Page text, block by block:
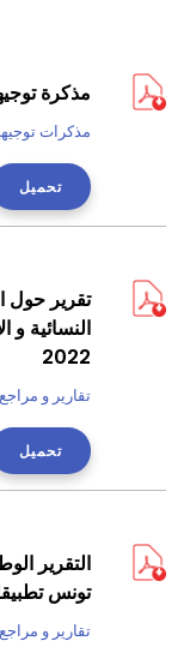
مذكرة
مذكرات
تحميل
تقرير حول
النسائية و
2022
تقارير و مراجع
تحميل
التقرير
تونس تطبيقا
تقارير و مراجع